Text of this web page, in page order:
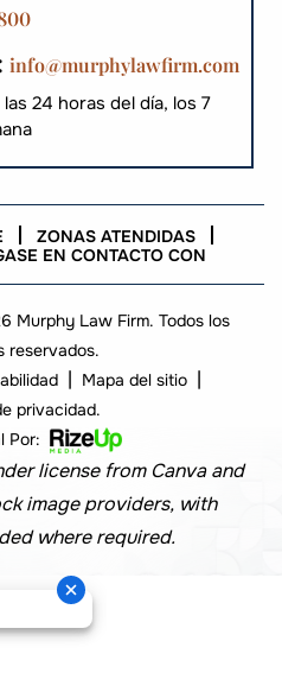
info@murphylawfirm.com
24 horas del día, los 7
ZONAS ATENDIDAS
EN CONTACTO CON
Murphy Law Firm. Todos los
reservados.
| Mapa del sitio |
privacidad.
Por:
license from Canva and
image providers, with
where required.